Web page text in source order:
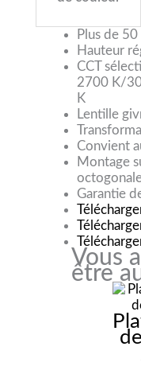
Plus de
Hauteur
CCT
2700 K/
K
Lentille
Convient
Montage
Garantie
Vous
être